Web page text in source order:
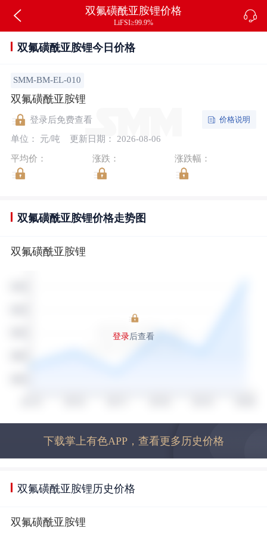
双氟磺酰亚胺锂价格
LiFSI≥99.9%
双氟磺酰亚胺锂今日价格
SMM-BM-EL-010
双氟磺酰亚胺锂
登录后免费查看
单位： 元/吨
更新日期： 2026-08-06
价格说明
平均价： 涨跌： 涨跌幅：
双氟磺酰亚胺锂价格走势图
双氟磺酰亚胺锂
登录后查看
下载掌上有色APP，查看更多历史价格
双氟磺酰亚胺锂历史价格
双氟磺酰亚胺锂